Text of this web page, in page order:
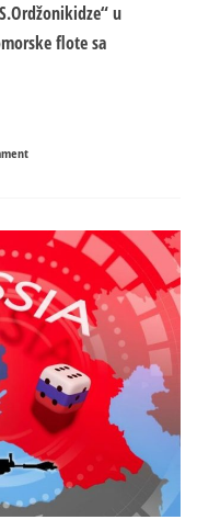
u
flote sa
on
povrijeđene
24
osobe!